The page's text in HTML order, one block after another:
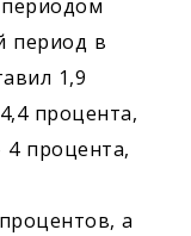
период в
1,9
процента,
4 процента,
а